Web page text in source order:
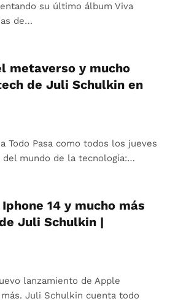
su último álbum Viva
de…
metaverso y mucho
de Juli Schulkin en
Todo Pasa como todos los jueves
mundo de la tecnología:…
14 y mucho más
Juli Schulkin |
lanzamiento de Apple
Juli Schulkin cuenta todo